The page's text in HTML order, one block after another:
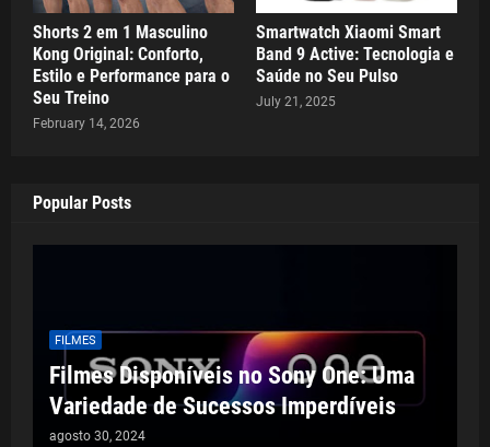
Shorts 2 em 1 Masculino
Kong Original: Conforto,
Estilo e Performance para o
Seu Treino
February 14, 2026
Smartwatch Xiaomi Smart
Band 9 Active: Tecnologia e
Saúde no Seu Pulso
July 21, 2025
Popular Posts
FILMES
Filmes Disponíveis no Sony One: Uma
Variedade de Sucessos Imperdíveis
agosto 30, 2024